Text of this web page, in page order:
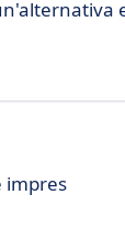
impres